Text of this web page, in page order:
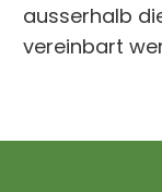
ausserhalb
vereinbart